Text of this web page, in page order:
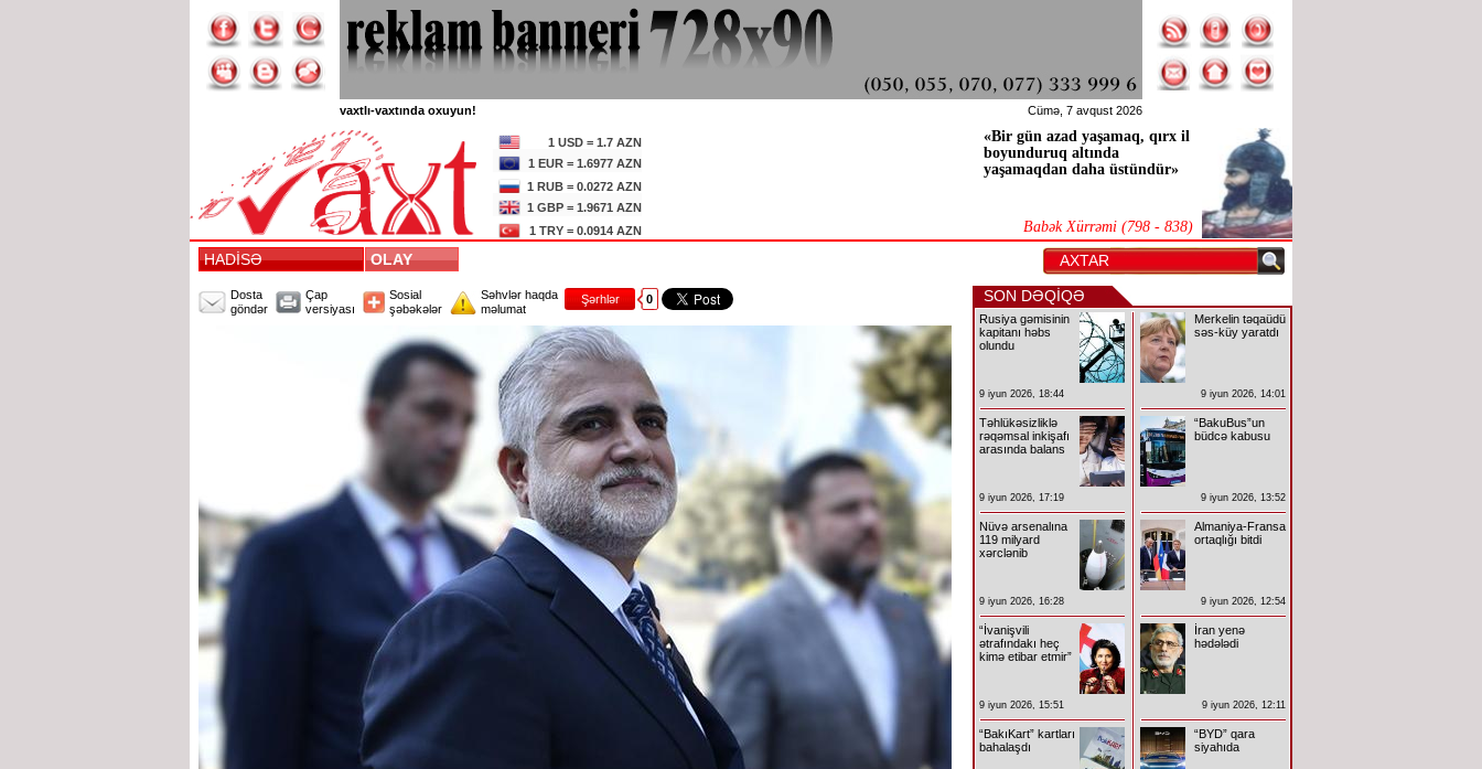
vaxtlı-vaxtında oxuyun! Cümə, 7 avqust 2026
1 USD = 1.7 AZN
1 EUR = 1.6977 AZN
1 RUB = 0.0272 AZN
1 GBP = 1.9671 AZN
1 TRY = 0.0914 AZN
«Bir gün azad yaşamaq, qırx il
boyunduruq altında
yaşamaqdan daha üstündür»
Babək Xürrəmi (798 - 838)
HADİSƏ OLAY
Dosta
göndər
Çap
versiyası
Sosial
şəbəkələr
Səhvlər haqda
məlumat
Şərhlər 0 SON DƏQİQƏ
Rusiya gəmisinin
kapitanı həbs
olundu
9 iyun 2026, 18:44
Təhlükəsizliklə
rəqəmsal inkişafı
arasında balans
9 iyun 2026, 17:19
Nüvə arsenalına
119 milyard
xərclənib
9 iyun 2026, 16:28
“İvanişvili
ətrafındakı heç
kimə etibar etmir”
9 iyun 2026, 15:51
“BakıKart” kartları
bahalaşdı
Merkelin təqaüdü
səs-küy yaratdı
9 iyun 2026, 14:01
“BakuBus”un
büdcə kabusu
9 iyun 2026, 13:52
Almaniya-Fransa
ortaqlığı bitdi
9 iyun 2026, 12:54
İran yenə
hədələdi
9 iyun 2026, 12:11
“BYD” qara
siyahıda